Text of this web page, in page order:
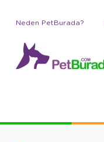
Neden PetBurada?